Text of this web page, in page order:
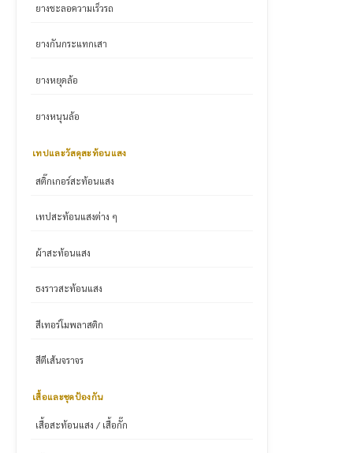
ยางชะลอความเร็วรถ
ยางกันกระแทกเสา
ยางหยุดล้อ
ยางหนุนล้อ
เทปและวัสดุสะท้อนแสง
สติ๊กเกอร์สะท้อนแสง
เทปสะท้อนแสงต่าง ๆ
ผ้าสะท้อนแสง
ธงราวสะท้อนแสง
สีเทอร์โมพลาสติก
สีตีเส้นจราจร
เสื้อและชุดป้องกัน
เสื้อสะท้อนแสง / เสื้อกั๊ก